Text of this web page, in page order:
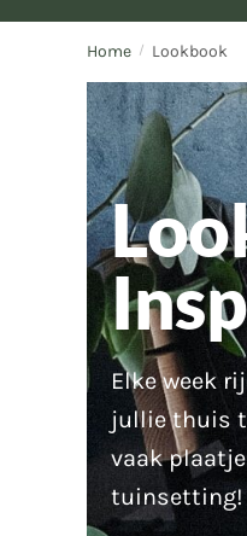
Home / Lookbook
Elke week
jullie thuis
vaak
tuinsetting!